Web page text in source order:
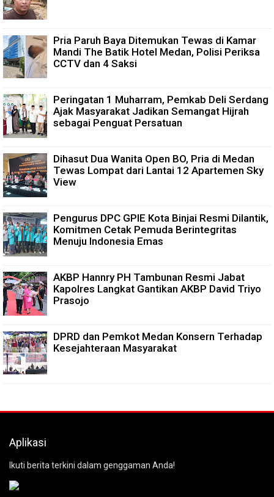
Pria Paruh Baya Ditemukan Tewas di Kamar
Mandi The Batik Hotel Medan, Polisi Periksa
CCTV dan 4 Saksi
Peringatan 1 Muharram, Pemkab Deli Serdang
Ajak Masyarakat Jadikan Semangat Hijrah
sebagai Penguat Persatuan
Dihasut Dua Wanita Open BO, Pria di Medan
Tewas Lompat dari Lantai 12 Apartemen Sky
View
Pengurus DPC GPIE Kota Binjai Resmi Dilantik,
Komitmen Cetak Pemuda Berintegritas
Menuju Indonesia Emas
AKBP Hannry PH Tambunan Resmi Jabat
Kapolres Langkat Gantikan AKBP David Triyo
Prasojo
DPRD dan Pemkot Medan Konsern Terhadap
Kesejahteraan Masyarakat
Aplikasi
Ikuti berita terkini dalam genggaman Anda!